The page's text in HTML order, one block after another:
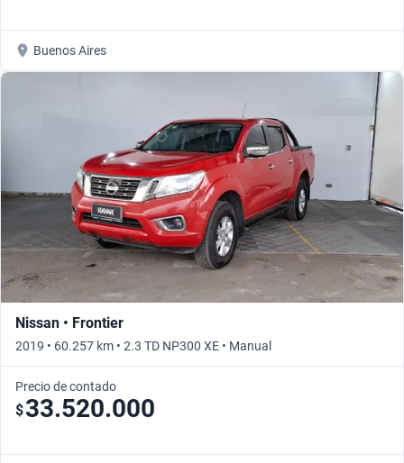
Buenos Aires
Nissan • Frontier
2019 • 60.257 km • 2.3 TD NP300 XE • Manual
Precio de contado
$33.520.000